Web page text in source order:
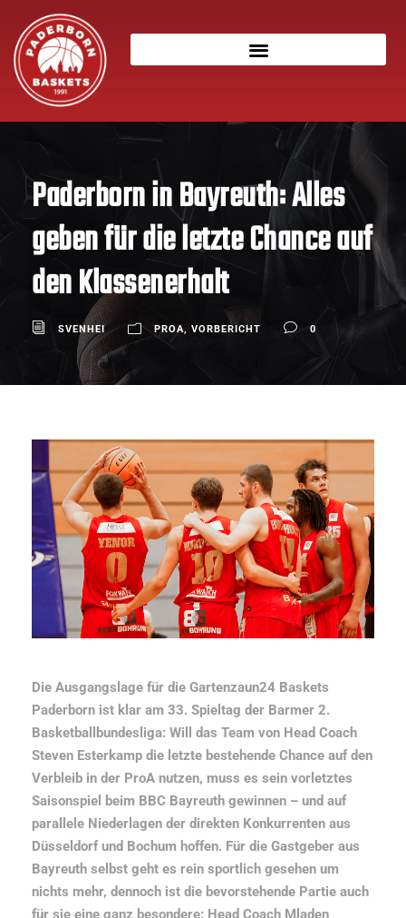
Paderborn in Bayreuth: Alles
geben für die letzte Chance auf
den Klassenerhalt
SVENHEI PROA, VORBERICHT 0
Die Ausgangslage für die Gartenzaun24 Baskets
Paderborn ist klar am 33. Spieltag der Barmer 2.
Basketballbundesliga: Will das Team von Head Coach
Steven Esterkamp die letzte bestehende Chance auf den
Verbleib in der ProA nutzen, muss es sein vorletztes
Saisonspiel beim BBC Bayreuth gewinnen – und auf
parallele Niederlagen der direkten Konkurrenten aus
Düsseldorf und Bochum hoffen. Für die Gastgeber aus
Bayreuth selbst geht es rein sportlich gesehen um
nichts mehr, dennoch ist die bevorstehende Partie auch
für sie eine ganz besondere: Head Coach Mladen